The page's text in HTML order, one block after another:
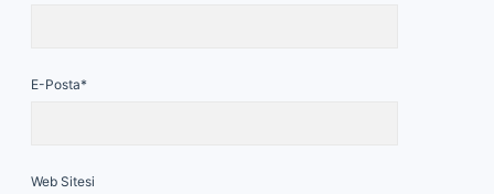
E-Posta*
Web Sitesi